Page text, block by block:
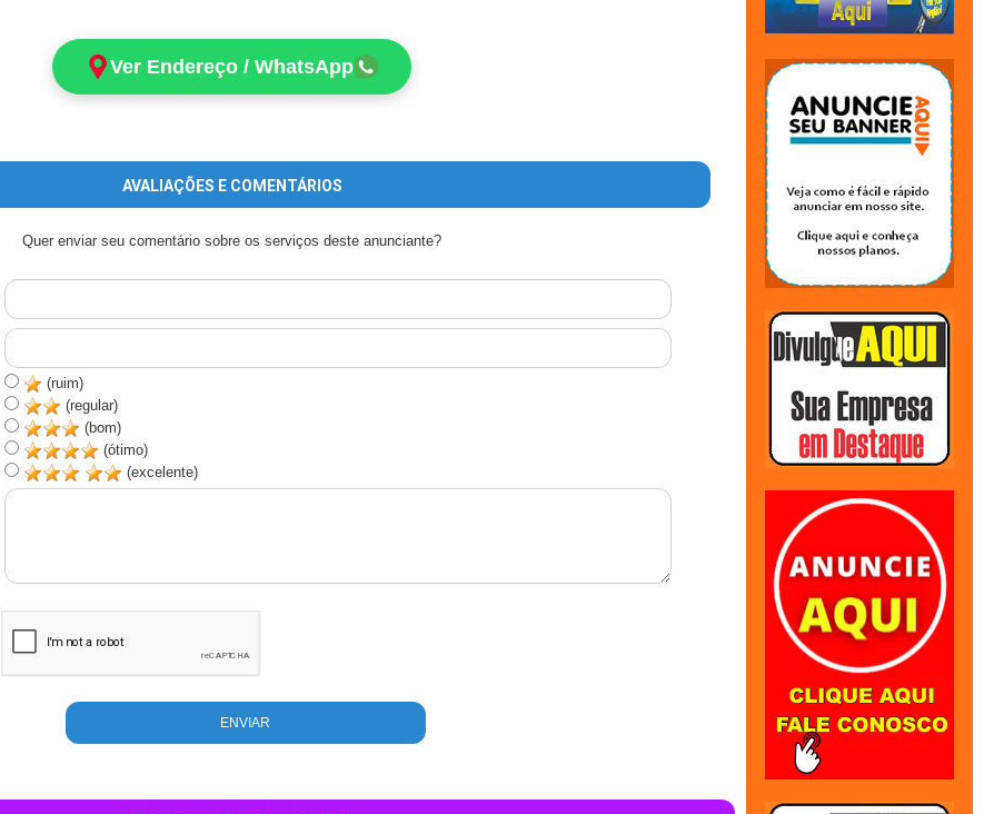
Ver Endereço / WhatsApp
AVALIAÇÕES E COMENTÁRIOS
Quer enviar seu comentário sobre os serviços deste anunciante?
(ruim)
(regular)
(bom)
(ótimo)
(excelente)